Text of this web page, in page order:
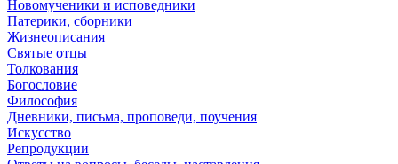
Новомученики и исповедники
Патерики, сборники
Жизнеописания
Святые отцы
Толкования
Богословие
Философия
Дневники, письма, проповеди, поучения
Искусство
Репродукции